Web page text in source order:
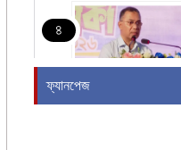
৪
ফ্যানপেজ